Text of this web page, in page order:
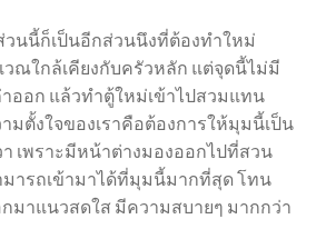
วนนี้ก็เป็นอีกส่วนนึงที่ต้องทำใหม่
วณใกล้เคียงกับครัวหลัก แต่จุดนี้ไม่มี
ออก แล้วทำตู้ใหม่เข้าไปสวมแทน
มตั้งใจของเราคือต้องการให้มุมนี้เป็น
เพราะมีหน้าต่างมองออกไปที่สวน
มารถเข้ามาได้ที่มุมนี้มากที่สุด โทน
มาแนวสดใส มีความสบายๆ มากกว่า